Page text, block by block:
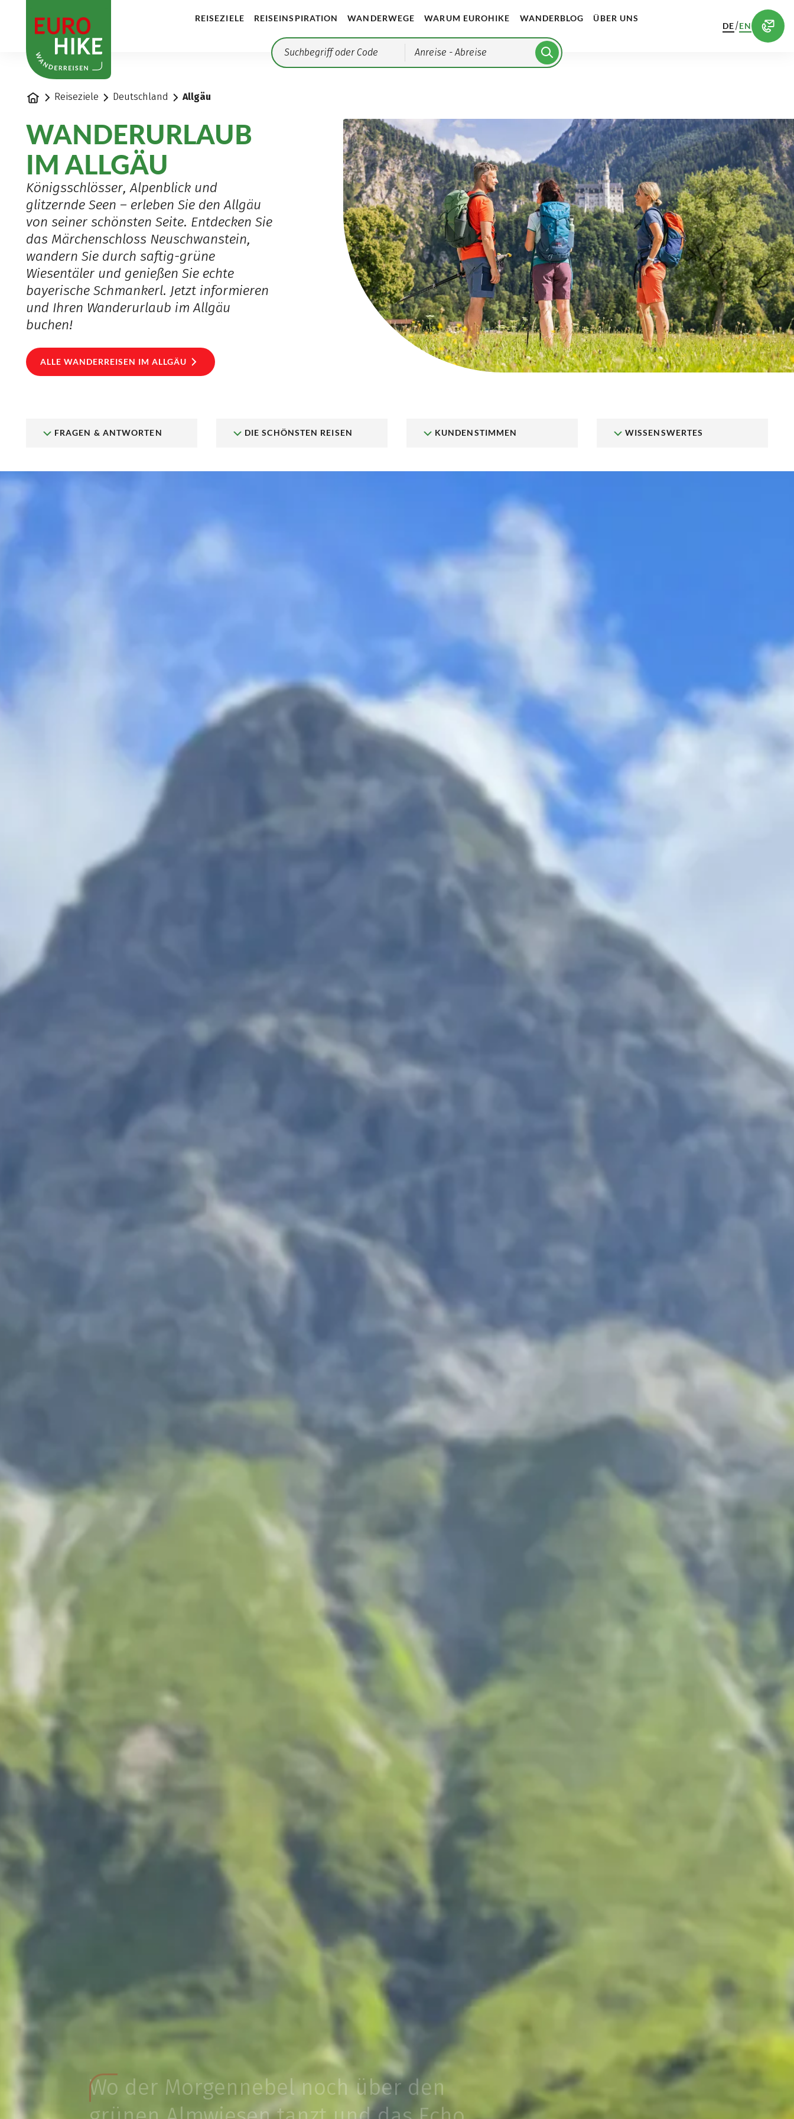
REISEZIELE REISEINSPIRATION WANDERWEGE WARUM EUROHIKE WANDERBLOG ÜBER UNS
Anreise - Abreise
DE/EN
StartseiteReiseziele Deutschland Allgäu
WANDERURLAUB
IM ALLGÄU
Königsschlösser, Alpenblick und
glitzernde Seen – erleben Sie den Allgäu
von seiner schönsten Seite. Entdecken Sie
das Märchenschloss Neuschwanstein,
wandern Sie durch saftig-grüne
Wiesentäler und genießen Sie echte
bayerische Schmankerl. Jetzt informieren
und Ihren Wanderurlaub im Allgäu
buchen!
ALLE WANDERREISEN IM ALLGÄU
FRAGEN & ANTWORTEN DIE SCHÖNSTEN REISEN KUNDENSTIMMEN WISSENSWERTES
Wo der Morgennebel noch über den